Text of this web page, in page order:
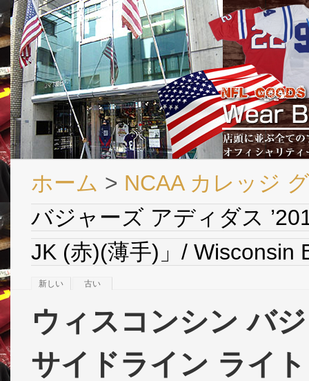
ホーム > NCAA カレッジ
バジャーズ アディダス
JK (赤)(薄手)」/ Wisconsin
新しい 古い
ウィスコンシン バ
サイドライン ライ